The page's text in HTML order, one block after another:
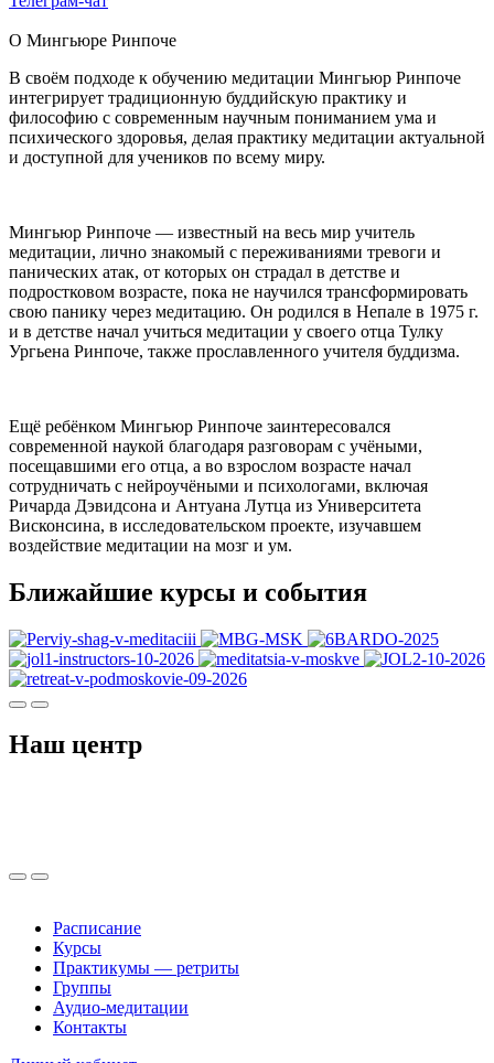
О Мингьюре Ринпоче
В своём подходе к обучению медитации Мингьюр Ринпоче
интегрирует традиционную буддийскую практику и
философию с современным научным пониманием ума и
психического здоровья, делая практику медитации актуальной
и доступной для учеников по всему миру.
Мингьюр Ринпоче — известный на весь мир учитель
медитации, лично знакомый с переживаниями тревоги и
панических атак, от которых он страдал в детстве и
подростковом возрасте, пока не научился трансформировать
свою панику через медитацию. Он родился в Непале в 1975 г.
и в детстве начал учиться медитации у своего отца Тулку
Ургьена Ринпоче, также прославленного учителя буддизма.
Ещё ребёнком Мингьюр Ринпоче заинтересовался
современной наукой благодаря разговорам с учёными,
посещавшими его отца, а во взрослом возрасте начал
сотрудничать с нейроучёными и психологами, включая
Ричарда Дэвидсона и Антуана Лутца из Университета
Висконсина, в исследовательском проекте, изучавшем
воздействие медитации на мозг и ум.
Ближайшие курсы и события
Наш центр
Расписание
Курсы
Практикумы — ретриты
Группы
Аудио-медитации
Контакты